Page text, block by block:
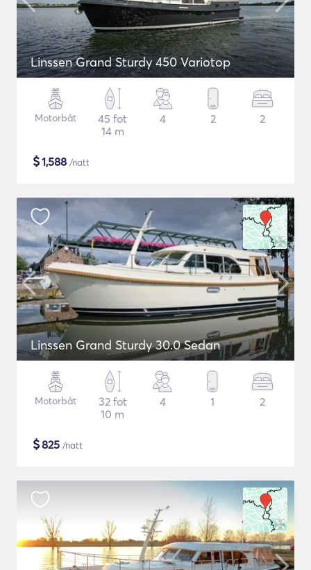
Linssen Grand Sturdy 450 Variotop
Motorbåt
45 fot
14 m
4 2 2
$1,588 /natt
Linssen Grand Sturdy 30.0 Sedan
Motorbåt
32 fot
10 m
4 1 2
$825 /natt